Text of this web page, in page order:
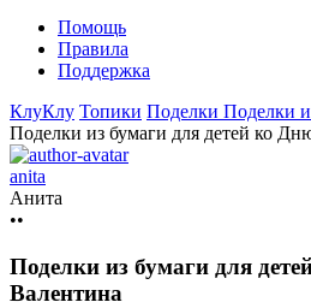
Помощь
Правила
Поддержка
КлуКлу Топики Поделки Поделки
Поделки из бумаги для детей ко
anita
Анита
••
Поделки из бумаги для
Валентина